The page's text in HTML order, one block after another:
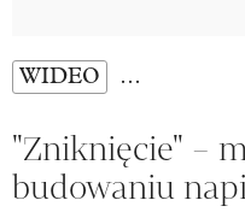
WIDEO …
"Zniknięcie" –
budowaniu